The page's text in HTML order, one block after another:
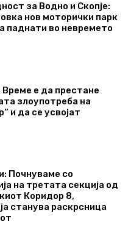
за Водно и Скопје:
нов моторички парк
паднати во невремето
Време е да престане
злоупотреба на
и да се усвојат
Почнуваме со
на третата секција од
Коридор 8,
станува раскрсница